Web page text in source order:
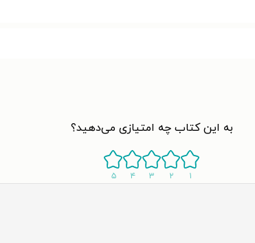
به این کتاب چه امتیازی می‌دهید؟
۱ ۲ ۳ ۴ ۵